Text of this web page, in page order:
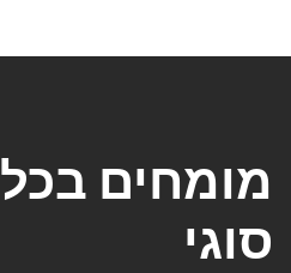
מומחים בכל
סוגי